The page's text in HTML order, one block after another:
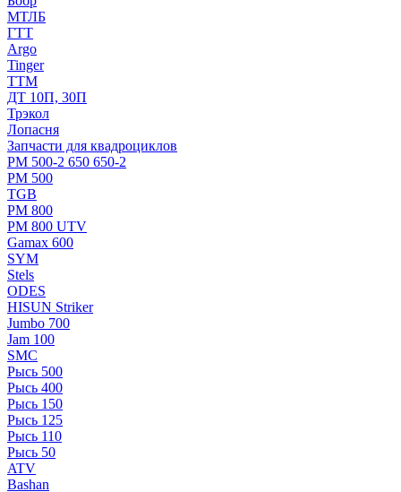
МТЛБ
ГТТ
Argo
Tinger
ТТМ
ДТ 10П, 30П
Трэкол
Лопасня
Запчасти для квадроциклов
РМ 500-2 650 650-2
РМ 500
TGB
РМ 800
РМ 800 UTV
Gamax 600
SYM
Stels
ОDЕS
HISUN Striker
Jumbo 700
Jam 100
SMC
Рысь 500
Рысь 400
Рысь 150
Рысь 125
Рысь 110
Рысь 50
ATV
Bashan